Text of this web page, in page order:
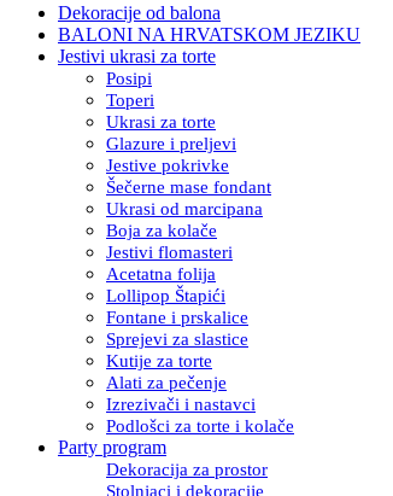
Dekoracije od balona
BALONI NA HRVATSKOM JEZIKU
Jestivi ukrasi za torte
Posipi
Toperi
Ukrasi za torte
Glazure i preljevi
Jestive pokrivke
Šečerne mase fondant
Ukrasi od marcipana
Boja za kolače
Jestivi flomasteri
Acetatna folija
Lollipop Štapići
Fontane i prskalice
Sprejevi za slastice
Kutije za torte
Alati za pečenje
Izrezivači i nastavci
Podlošci za torte i kolače
Party program
Dekoracija za prostor
Stolnjaci i dekoracije